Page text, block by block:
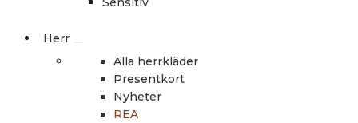
Herr
Alla herrkläder
Presentkort
Nyheter
REA